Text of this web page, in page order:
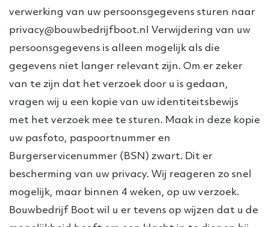
verwerking van uw persoonsgegevens sturen naar
privacy@bouwbedrijfboot.nl Verwijdering van uw
persoonsgegevens is alleen mogelijk als die
gegevens niet langer relevant zijn. Om er zeker
van te zijn dat het verzoek door u is gedaan,
vragen wij u een kopie van uw identiteitsbewijs
met het verzoek mee te sturen. Maak in deze kopie
uw pasfoto, paspoortnummer en
Burgerservicenummer (BSN) zwart. Dit er
bescherming van uw privacy. Wij reageren zo snel
mogelijk, maar binnen 4 weken, op uw verzoek.
Bouwbedrijf Boot wil u er tevens op wijzen dat u de